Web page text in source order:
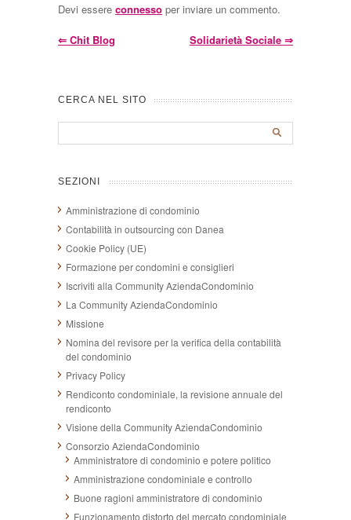
Devi essere connesso per inviare un commento.
⇐ Chit Blog Solidarietà Sociale ⇒
CERCA NEL SITO
SEZIONI
Amministrazione di condominio
Contabilità in outsourcing con Danea
Cookie Policy (UE)
Formazione per condomini e consiglieri
Iscriviti alla Community AziendaCondominio
La Community AziendaCondominio
Missione
Nomina del revisore per la verifica della contabilità
del condominio
Privacy Policy
Rendiconto condominiale, la revisione annuale del
rendiconto
Visione della Community AziendaCondominio
Consorzio AziendaCondominio
Amministratore di condominio e potere politico
Amministrazione condominiale e controllo
Buone ragioni amministratore di condominio
Funzionamento distorto del mercato condominiale